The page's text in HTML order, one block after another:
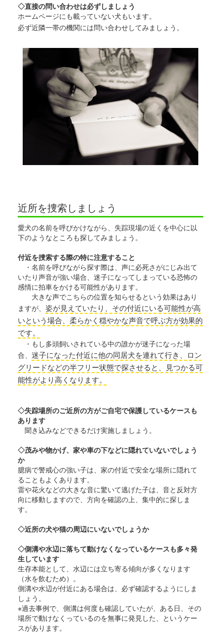
◇直接の問い合わせは必ずしましょう
ホームページにも載っていない犬もいます。
必ず近隣一帯の機関には問い合わせしてみましょう。
近所を捜索しましょう
愛犬の名前を呼びかけながら、失踪現場の近くを中心に以
下のようなところも探してみましょう。
付近を捜索する際の特に注意すること
・名前を呼びながら探す際は、声に必死さがにじみ出て
いたり声音が強い場合、迷子になってしまっている恐怖の
感情に拍車をかける可能性があります。
大きな声でこちらの位置を知らせるという効果はあり
ますが、姿が見えていたり、その付近にいる可能性が高
いという場合、柔らかく穏やかな声音で呼ぶ方が効果的
です。
・もし多頭飼いされている中の誰かが迷子になった場
合、迷子になった付近に他の同居犬を連れて行き、ロン
グリードなどの半フリー状態で探させると、見つかる可
能性がより高くなります。
◇失踪場所のご近所の方がご自宅で保護しているケースも
あります
聞き込みなどできるだけ実施しましょう。
◇茂みや物かげ、家や車の下などに隠れていないでしょう
か
臆病で警戒心の強い子は、家の付近で安全な場所に隠れて
ることもよくあります。
雷や花火などの大きな音に驚いて逃げた子は、音と反対方
向に移動しますので、方向を確認の上、集中的に探しま
す。
◇近所の犬や猫の周辺にいないでしょうか
◇側溝や水辺に落ちて動けなくなっているケースも多々発
生しています
生存本能として、水辺には立ち寄る傾向が多くなります
（水を飲むため）。
側溝や水辺が付近にある場合は、必ず確認するようにしま
しょう。
※過去事例で、側溝は何度も確認していたが、ある日、その
場所で動けなくっているのを無事に発見した、というケー
スがあります。